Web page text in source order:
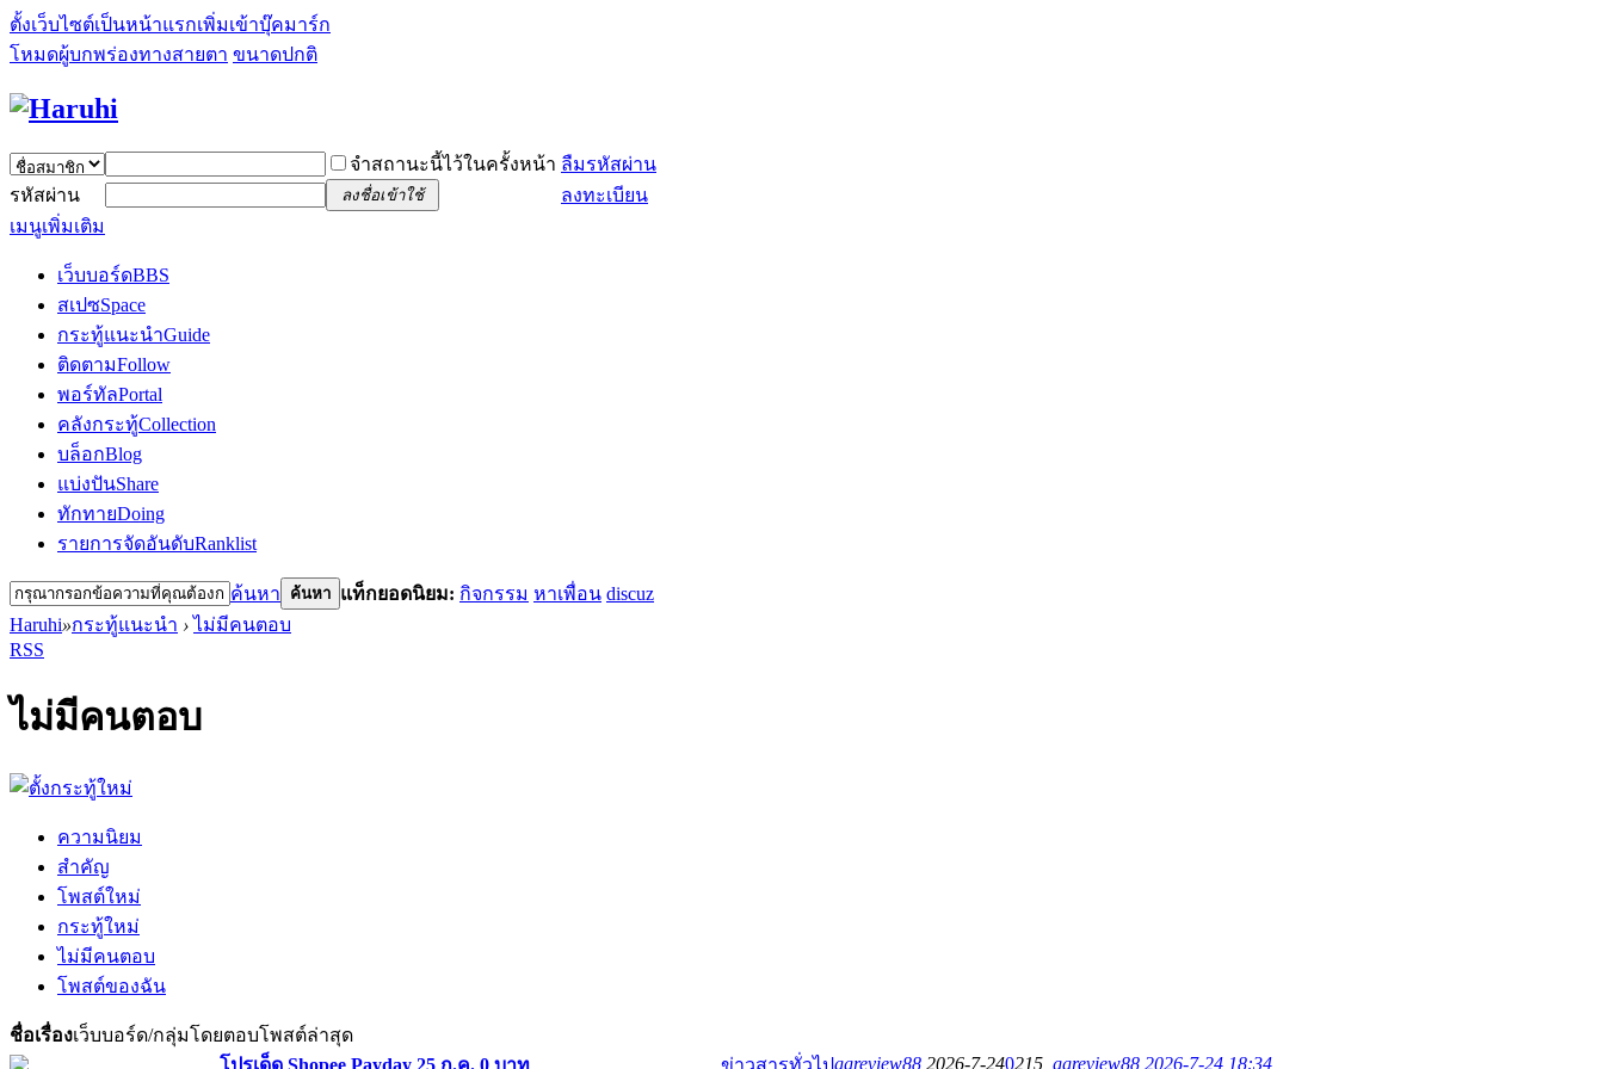
ตั้งเว็บไซต์เป็นหน้าแรกเพิ่มเข้าบุ๊คมาร์ก
โหมดผู้บกพร่องทางสายตา ขนาดปกติ
จำสถานะนี้ไว้ในครั้งหน้า ลืมรหัสผ่าน
รหัสผ่าน
ลงชื่อเข้าใช้
ลงทะเบียน
เมนูเพิ่มเติม
เว็บบอร์ดBBS
สเปซSpace
กระทู้แนะนำGuide
ติดตามFollow
พอร์ทัลPortal
คลังกระทู้Collection
บล็อกBlog
แบ่งปันShare
ทักทายDoing
รายการจัดอันดับRanklist
ค้นหา ค้นหา แท็กยอดนิยม: กิจกรรม หาเพื่อน discuz
Haruhi»กระทู้แนะนำ › ไม่มีคนตอบ
RSS
ไม่มีคนตอบ
ความนิยม
สำคัญ
โพสต์ใหม่
กระทู้ใหม่
ไม่มีคนตอบ
โพสต์ของฉัน
ชื่อเรื่องเว็บบอร์ด/กลุ่มโดยตอบโพสต์ล่าสุด
โปรเด็ด Shopee Payday 25 ก.ค. 0 บาท
ข่าวสารทั่วไป ggreview88 2026-7-240215 ggreview88 2026-7-24 18:34